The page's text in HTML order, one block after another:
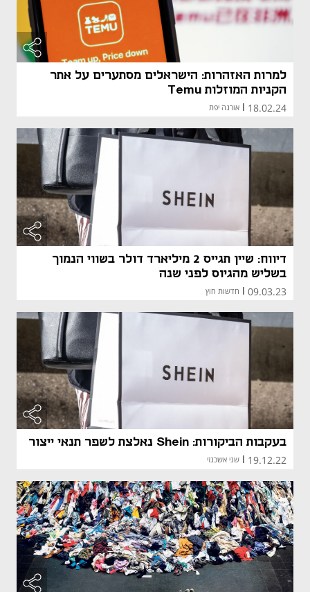
למרות האזהרות: הישראלים מסתערים על אתר
הקניות המוזלות Temu
18.02.24
| אורנה יפת
דיווח: שיין תגייס 2 מיליארד דולר בשווי הנמוך
בשליש מהגיוס לפני שנה
09.03.23
| חדשות חוץ
בעקבות הביקורות: Shein נאלצת לשפר תנאי ייצור
19.12.22 שני אשכנזי